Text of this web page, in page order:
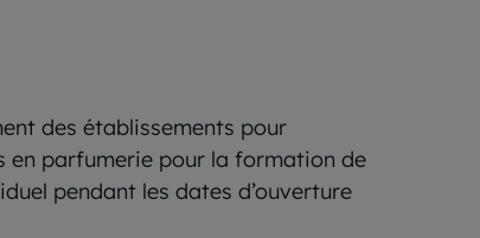
des établissements pour
en parfumerie pour la formation de
pendant les dates d’ouverture